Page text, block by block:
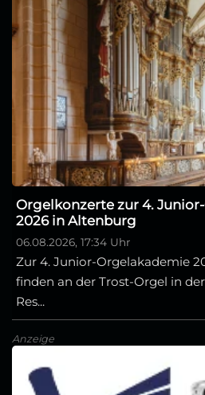
Orgelkonzerte zur 4.
2026 in Altenburg
06.08.2026, 17:34 Uhr
Zur 4. Junior-Orgelakademie
finden an der Trost-Orgel in
Res...
Anzeige